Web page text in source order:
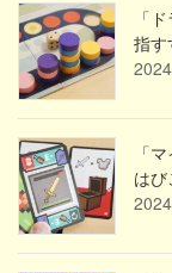
「
指
「
は